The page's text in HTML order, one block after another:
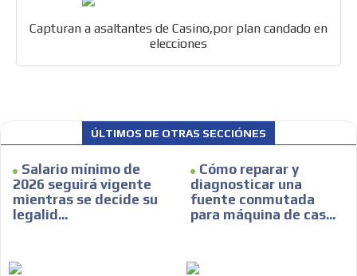
Capturan a asaltantes de Casino,por plan candado en
elecciones
ÚLTIMOS DE OTRAS SECCIÓNES
Salario mínimo de
2026 seguirá vigente
mientras se decide su
legalid...
Cómo reparar y
diagnosticar una
fuente conmutada
para máquina de cas...